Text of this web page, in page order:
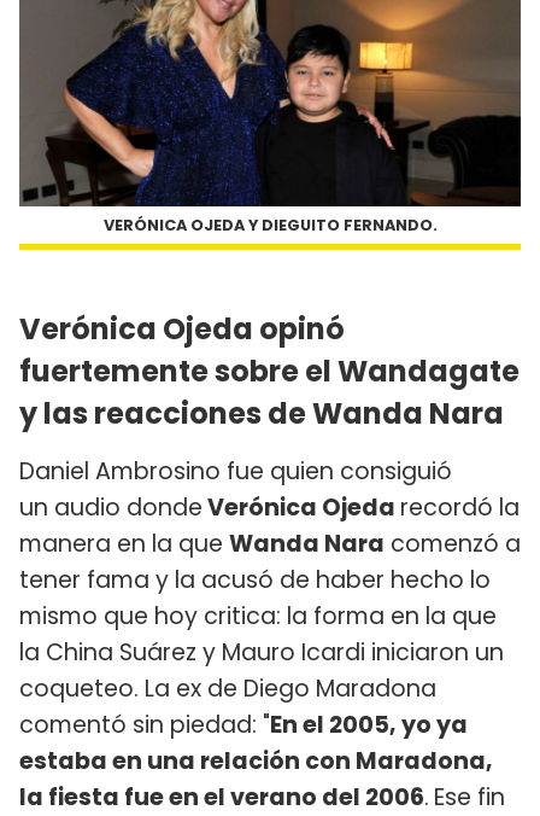
VERÓNICA OJEDA Y DIEGUITO FERNANDO.
Verónica Ojeda opinó
fuertemente sobre el Wandagate
y las reacciones de Wanda Nara
Daniel Ambrosino fue quien consiguió
un audio dondeVerónica Ojeda recordó la
manera en la que Wanda Nara comenzó a
tener fama y la acusó de haber hecho lo
mismo que hoy critica: la forma en la que
la China Suárez y Mauro Icardi iniciaron un
coqueteo. La ex de Diego Maradona
comentó sin piedad: "En el 2005, yo ya
estaba en una relación con Maradona,
la fiesta fue en el verano del 2006. Ese fin